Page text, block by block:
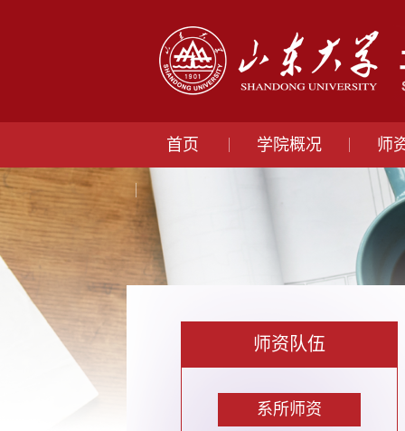
首页 学院概况 师
师资队伍
系所师资